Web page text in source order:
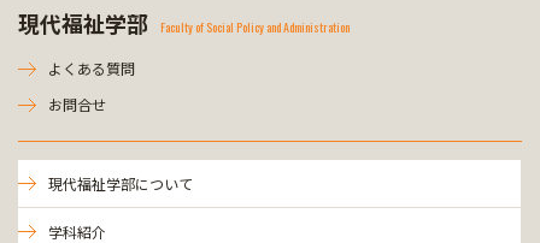
現代福祉学部 Faculty of Social Policy and Administration
よくある質問
お問合せ
現代福祉学部について
学科紹介